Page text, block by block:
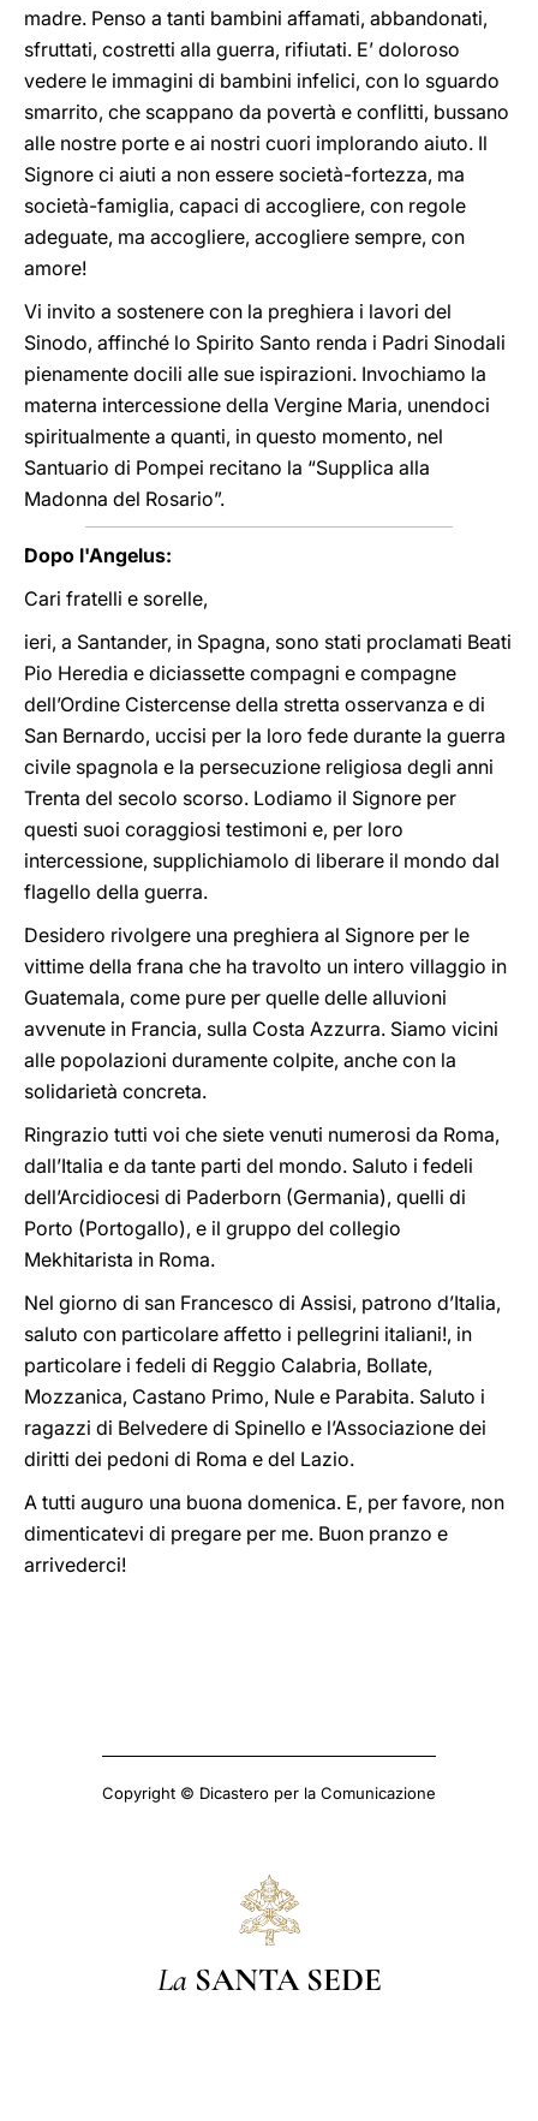
madre. Penso a tanti bambini affamati, abbandonati,
sfruttati, costretti alla guerra, rifiutati. E’ doloroso
vedere le immagini di bambini infelici, con lo sguardo
smarrito, che scappano da povertà e conflitti, bussano
alle nostre porte e ai nostri cuori implorando aiuto. Il
Signore ci aiuti a non essere società-fortezza, ma
società-famiglia, capaci di accogliere, con regole
adeguate, ma accogliere, accogliere sempre, con
amore!
Vi invito a sostenere con la preghiera i lavori del
Sinodo, affinché lo Spirito Santo renda i Padri Sinodali
pienamente docili alle sue ispirazioni. Invochiamo la
materna intercessione della Vergine Maria, unendoci
spiritualmente a quanti, in questo momento, nel
Santuario di Pompei recitano la “Supplica alla
Madonna del Rosario”.
Dopo l'Angelus:
Cari fratelli e sorelle,
ieri, a Santander, in Spagna, sono stati proclamati Beati
Pio Heredia e diciassette compagni e compagne
dell’Ordine Cistercense della stretta osservanza e di
San Bernardo, uccisi per la loro fede durante la guerra
civile spagnola e la persecuzione religiosa degli anni
Trenta del secolo scorso. Lodiamo il Signore per
questi suoi coraggiosi testimoni e, per loro
intercessione, supplichiamolo di liberare il mondo dal
flagello della guerra.
Desidero rivolgere una preghiera al Signore per le
vittime della frana che ha travolto un intero villaggio in
Guatemala, come pure per quelle delle alluvioni
avvenute in Francia, sulla Costa Azzurra. Siamo vicini
alle popolazioni duramente colpite, anche con la
solidarietà concreta.
Ringrazio tutti voi che siete venuti numerosi da Roma,
dall’Italia e da tante parti del mondo. Saluto i fedeli
dell’Arcidiocesi di Paderborn (Germania), quelli di
Porto (Portogallo), e il gruppo del collegio
Mekhitarista in Roma.
Nel giorno di san Francesco di Assisi, patrono d’Italia,
saluto con particolare affetto i pellegrini italiani!, in
particolare i fedeli di Reggio Calabria, Bollate,
Mozzanica, Castano Primo, Nule e Parabita. Saluto i
ragazzi di Belvedere di Spinello e l’Associazione dei
diritti dei pedoni di Roma e del Lazio.
A tutti auguro una buona domenica. E, per favore, non
dimenticatevi di pregare per me. Buon pranzo e
arrivederci!
Copyright © Dicastero per la Comunicazione
La SANTA SEDE